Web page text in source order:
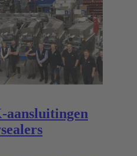
aansluitingen